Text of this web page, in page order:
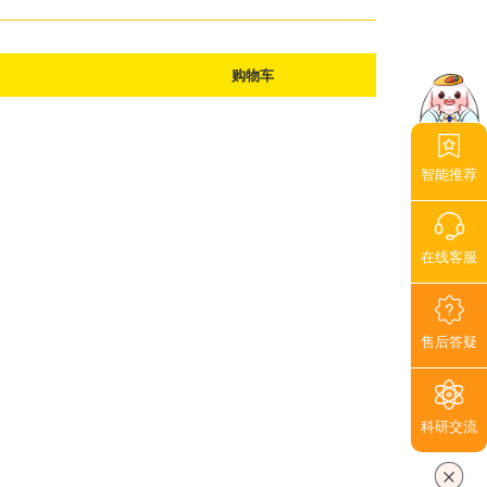
购物车
智能推荐
在线客服
售后答疑
科研交流